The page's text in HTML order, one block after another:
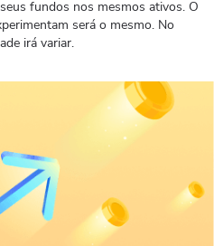
fundos nos mesmos ativos. O
será o mesmo. No
irá variar.